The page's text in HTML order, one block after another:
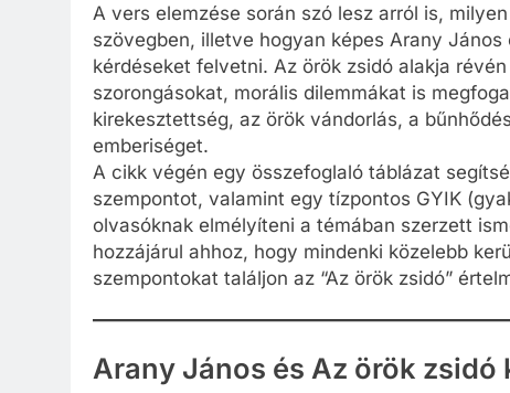
A vers elemzése során szó lesz arról is,
szövegben, illetve hogyan képes Arany
kérdéseket felvetni. Az örök zsidó alakja
szorongásokat, morális dilemmákat is
kirekesztettség, az örök vándorlás, a
emberiséget.
A cikk végén egy összefoglaló táblázat
szempontot, valamint egy tízpontos GYIK
olvasóknak elmélyíteni a témában szerzett
hozzájárul ahhoz, hogy mindenki közelebb
szempontokat találjon az “Az örök zsidó”
Arany János és Az örök zsidó